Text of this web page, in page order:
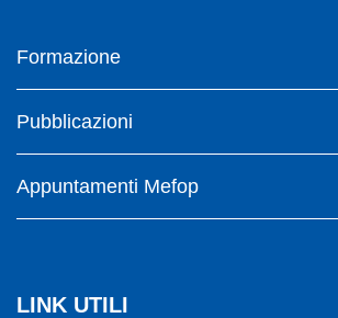
Formazione
Pubblicazioni
Appuntamenti Mefop
LINK UTILI